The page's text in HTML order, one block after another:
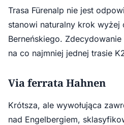
Trasa Fürenalp nie jest
stanowi naturalny krok wyżej
Berneńskiego.
na co najmniej jednej trasie
Via ferrata Hahnen
Krótsza, ale wywołująca
nad Engelbergiem,